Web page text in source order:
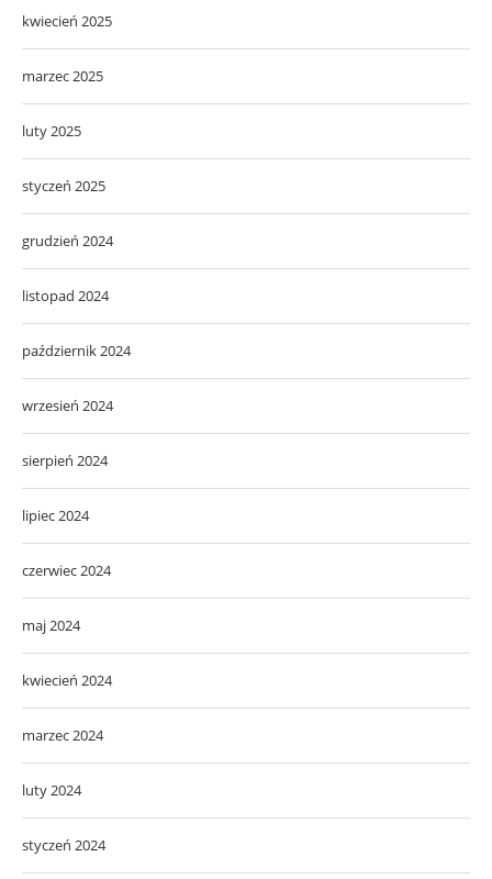
kwiecień 2025
marzec 2025
luty 2025
styczeń 2025
grudzień 2024
listopad 2024
październik 2024
wrzesień 2024
sierpień 2024
lipiec 2024
czerwiec 2024
maj 2024
kwiecień 2024
marzec 2024
luty 2024
styczeń 2024